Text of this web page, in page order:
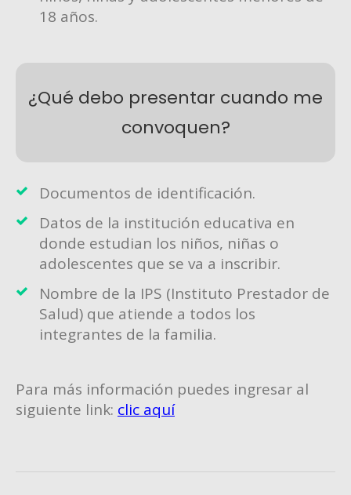
18 años.
¿Qué debo presentar cuando me
convoquen?
Documentos de identificación.
Datos de la institución educativa en
donde estudian los niños, niñas o
adolescentes que se va a inscribir.
Nombre de la IPS (Instituto Prestador de
Salud) que atiende a todos los
integrantes de la familia.
Para más información puedes ingresar al
siguiente link: clic aquí